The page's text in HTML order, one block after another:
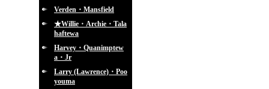
Verden・Mansfield
★Willie・Archie・Tala
haftewa
Harvey・Quanimptew
a・Jr
Larry (Lawrence)・Poo
youma